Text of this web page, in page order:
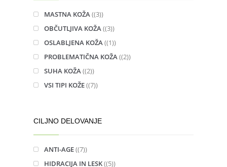
MASTNA KOŽA (3)
OBČUTLJIVA KOŽA (3)
OSLABLJENA KOŽA (1)
PROBLEMATIČNA KOŽA (2)
SUHA KOŽA (2)
VSI TIPI KOŽE (7)
CILJNO DELOVANJE
ANTI-AGE (7)
HIDRACIJA IN LESK (5)